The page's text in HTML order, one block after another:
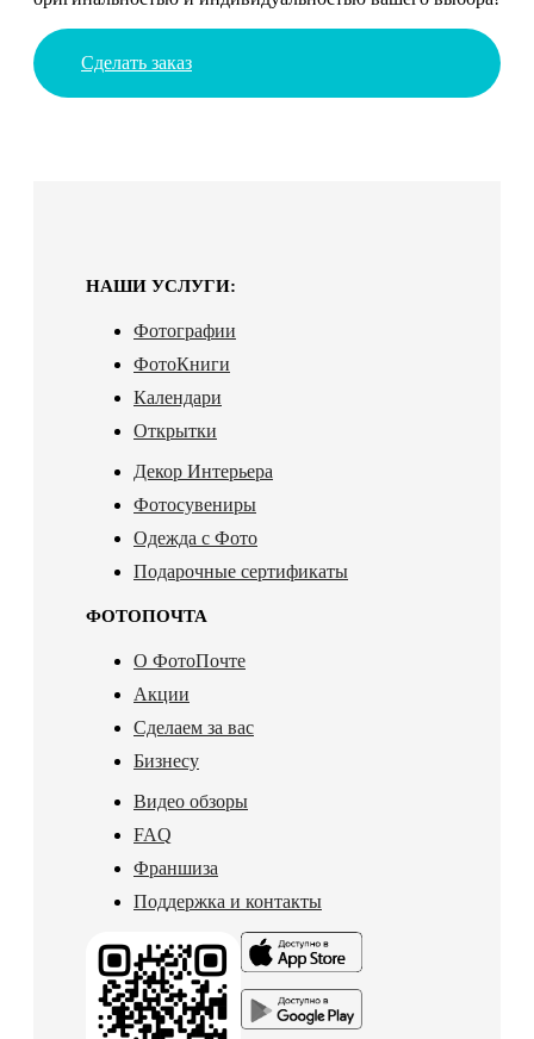
Сделать заказ
НАШИ УСЛУГИ:
Фотографии
ФотоКниги
Календари
Открытки
Декор Интерьера
Фотосувениры
Одежда с Фото
Подарочные сертификаты
ФОТОПОЧТА
О ФотоПочте
Акции
Сделаем за вас
Бизнесу
Видео обзоры
FAQ
Франшиза
Поддержка и контакты